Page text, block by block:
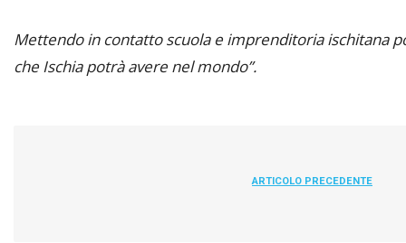
Mettendo in contatto scuola e imprenditoria ischitana
che Ischia potrà avere nel mondo”.
ARTICOLO PRECEDENTE